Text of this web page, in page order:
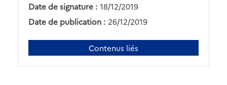
Date de signature : 18/12/2019
Date de publication : 26/12/2019
Contenus liés